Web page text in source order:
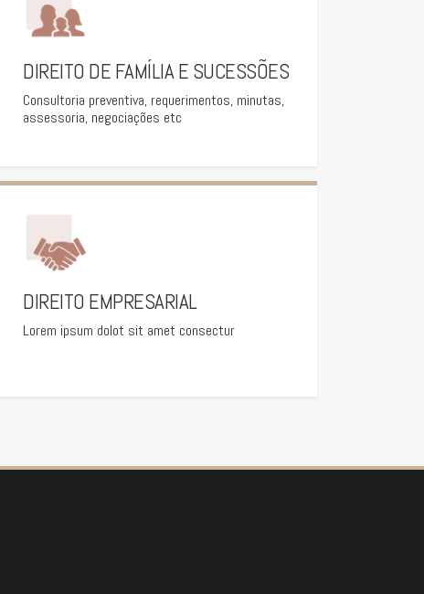
DIREITO DE FAMÍLIA E SUCESSÕES
Consultoria preventiva, requerimentos, minutas,
assessoria, negociações etc
DIREITO EMPRESARIAL
Lorem ipsum dolot sit amet consectur